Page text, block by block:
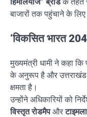
बाजारों तक पहुंचाने के लिए
‘विकसित भारत
मुख्यमंत्री धामी ने कहा कि
के अनुरूप है और उत्तराखंड
क्षमता है।
उन्होंने अधिकारियों को
विस्तृत रोडमैपऔर